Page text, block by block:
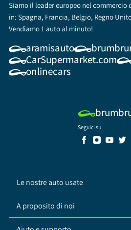
Siamo il leader europeo nel commercio
in: Spagna, Francia, Belgio, Regno
Vendiamo 1 auto al minuto!
aramisauto
CarSupermarket.com
onlinecars
Seguici su
Le nostre auto usate
A proposito di noi